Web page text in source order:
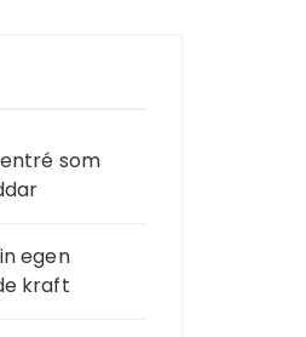
som
egen
kraft